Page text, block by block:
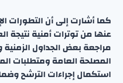
كما أشارت إلى أن التطورات
عنها من توترات أمنية نتيجة
مراجعة بعض الجداول الزمنية
المصلحة العامة ومتطلبات
استكمال إجراءات الترشح